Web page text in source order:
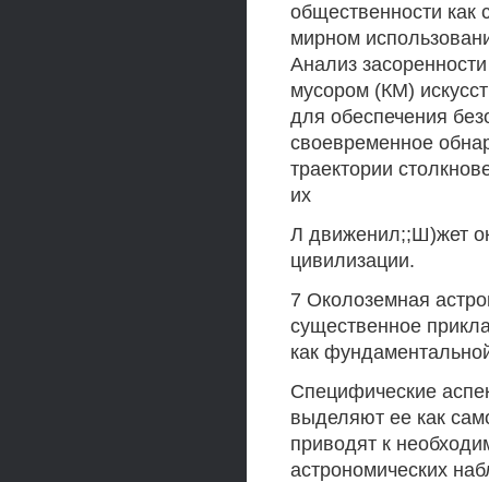
общественности как
мирном
Анализ
мусором (КМ)
для обеспечения
своевременное
траектории
их
Л движенил;;Ш)жет
цивилизации.
7 Околоземная
существенное
как
Специфические
выделяют ее как
приводят к
астрономических